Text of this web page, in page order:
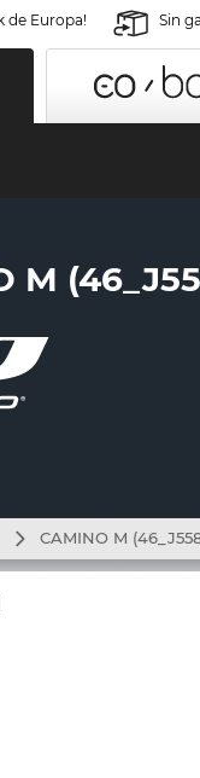
de Europa! Sin
M
CAMINO M